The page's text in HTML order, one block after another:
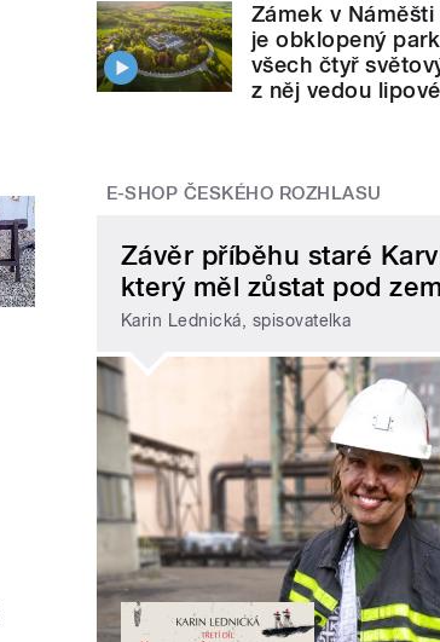
Zámek v Náměšti
je obklopený
všech čtyř
z něj vedou
E-SHOP ČESKÉHO ROZHLASU
Závěr příběhu staré
který měl zůstat pod
Karin Lednická, spisovatelka